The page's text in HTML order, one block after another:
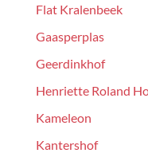
Flat Kralenbeek
Gaasperplas
Geerdinkhof
Henriette Roland
Kameleon
Kantershof